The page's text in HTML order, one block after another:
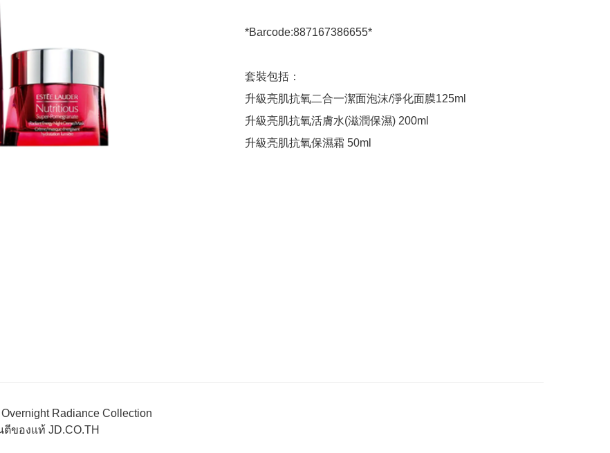
*Barcode:887167386655*
套裝包括：
升級亮肌抗氧二合一潔面泡沫/淨化面膜125ml
升級亮肌抗氧活膚水(滋潤保濕) 200ml
升級亮肌抗氧保濕霜 50ml